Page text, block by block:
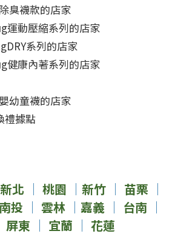
臭襪款的店家
運動壓縮系列的店家
系列的店家
健康內著系列的店家
幼童襪的店家
禮據點
新北 ｜ 桃園 ｜ 新竹 ｜ 苗栗 ｜
南投 ｜ 雲林｜ 嘉義 ｜ 台南｜
屏東 ｜ 宜蘭 ｜ 花蓮